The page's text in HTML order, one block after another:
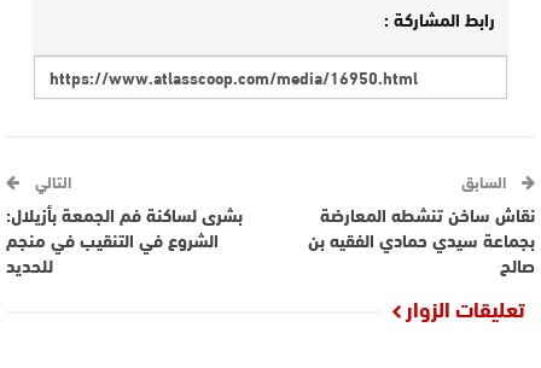
رابط المشاركة :
السابق
نقاش ساخن تنشطه المعارضة
بجماعة سيدي حمادي الفقيه بن
صالح
التالي
بشرى لساكنة فم الجمعة بأزيلال:
الشروع في التنقيب في منجم
للحديد
تعليقات الزوار